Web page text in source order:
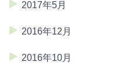
2017年5月
2016年12月
2016年10月